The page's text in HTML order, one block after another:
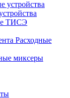
ТИСЭ
Расходные
миксеры